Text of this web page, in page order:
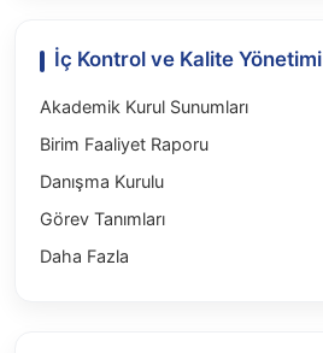
İç Kontrol ve Kalite Yönetimi
Akademik Kurul Sunumları
Birim Faaliyet Raporu
Danışma Kurulu
Görev Tanımları
Daha Fazla